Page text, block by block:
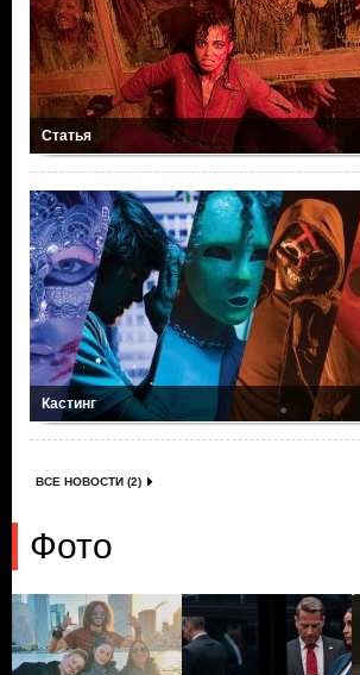
Статья
Кастинг
ВСЕ НОВОСТИ (2)
Фото